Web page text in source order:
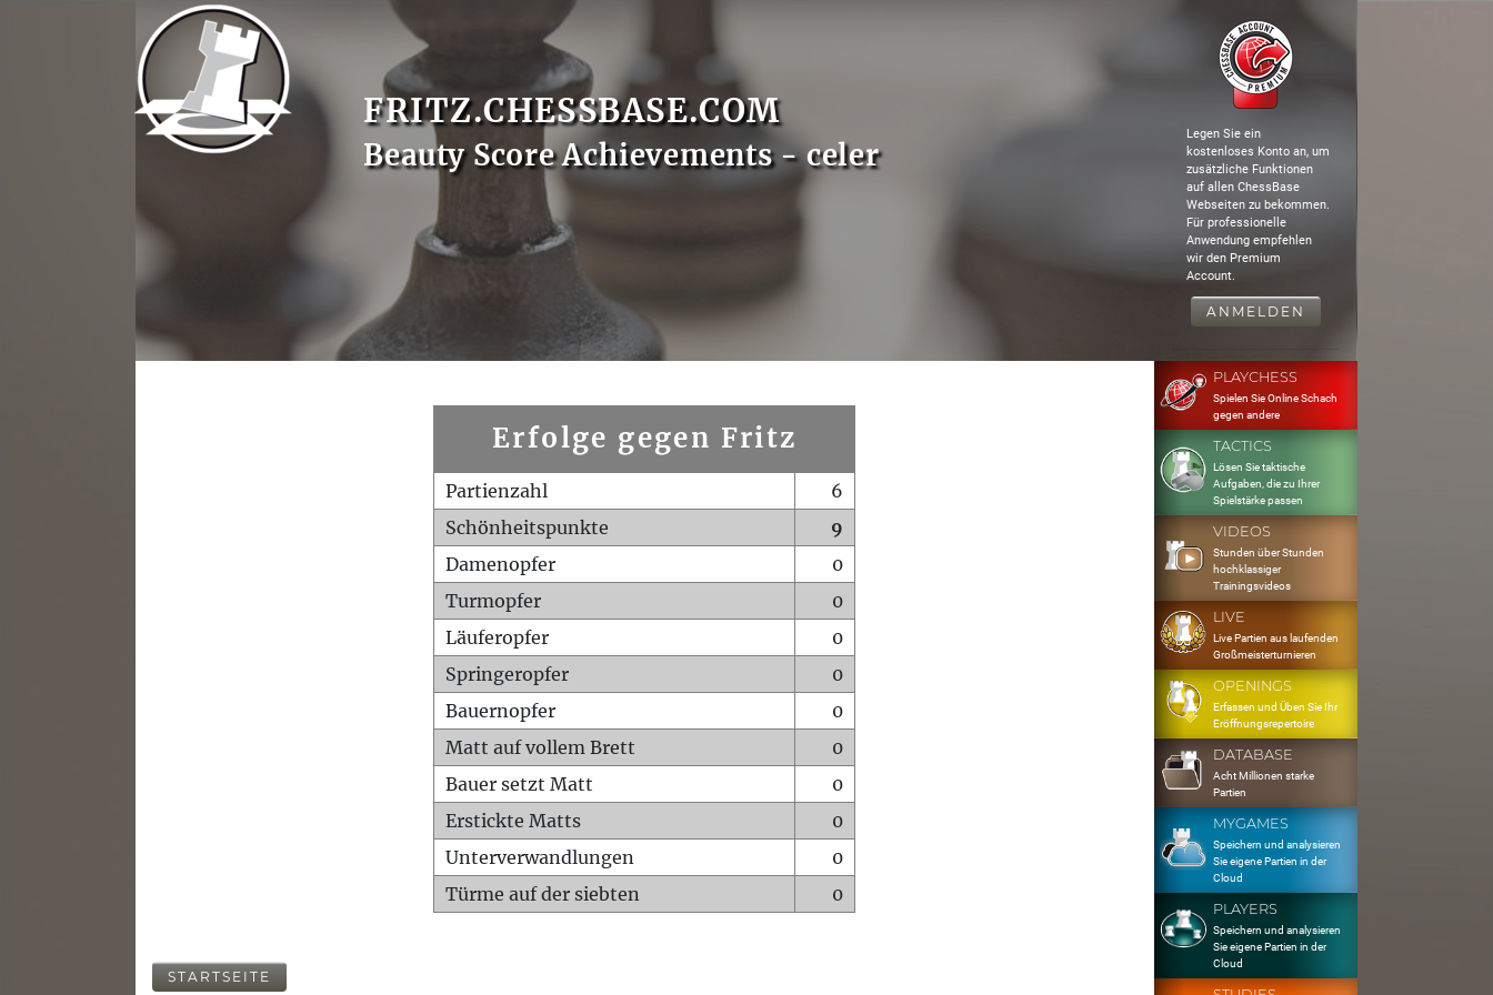
FRITZ.CHESSBASE.COM
Beauty Score Achievements - celer
Legen Sie ein
kostenloses Konto an, um
zusätzliche Funktionen
auf allen ChessBase
Webseiten zu bekommen.
Für professionelle
Anwendung empfehlen
wir den Premium
Account.
ANMELDEN
Erfolge gegen Fritz
Partienzahl
6
Schönheitspunkte
9
Damenopfer
0
Turmopfer
0
Läuferopfer
0
Springeropfer
0
Bauernopfer
0
Matt auf vollem Brett
0
Bauer setzt Matt
0
Erstickte Matts
0
Unterverwandlungen
0
Türme auf der siebten
0
STARTSEITE
PLAYCHESS
Spielen Sie Online Schach
gegen andere
TACTICS
Lösen Sie taktische
Aufgaben, die zu Ihrer
Spielstärke passen
VIDEOS
Stunden über Stunden
hochklassiger
Trainingsvideos
LIVE
Live Partien aus laufenden
Großmeisterturnieren
OPENINGS
Erfassen und Üben Sie Ihr
Eröffnungsrepertoire
DATABASE
Acht Millionen starke
Partien
MYGAMES
Speichern und analysieren
Sie eigene Partien in der
Cloud
PLAYERS
Speichern und analysieren
Sie eigene Partien in der
Cloud